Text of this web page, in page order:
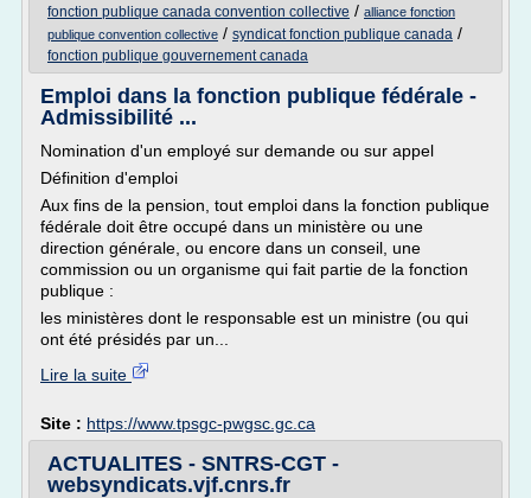
fonction publique canada convention collective / alliance fonction
publique convention collective / syndicat fonction publique canada /
fonction publique gouvernement canada
Emploi dans la fonction publique fédérale -
Admissibilité ...
Nomination d'un employé sur demande ou sur appel
Définition d'emploi
Aux fins de la pension, tout emploi dans la fonction publique
fédérale doit être occupé dans un ministère ou une
direction générale, ou encore dans un conseil, une
commission ou un organisme qui fait partie de la fonction
publique :
les ministères dont le responsable est un ministre (ou qui
ont été présidés par un...
Lire la suite
Site : https://www.tpsgc-pwgsc.gc.ca
ACTUALITES - SNTRS-CGT -
websyndicats.vjf.cnrs.fr